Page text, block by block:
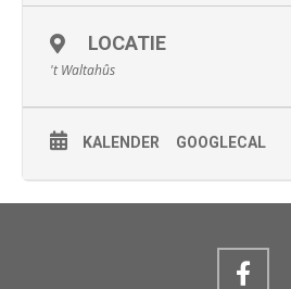
LOCATIE
't Waltahûs
KALENDER GOOGLECAL